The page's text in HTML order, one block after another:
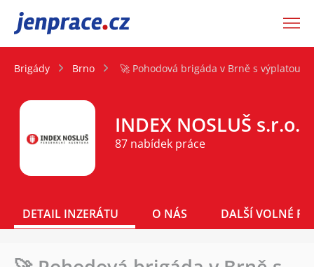
JenPráce.cz
Brigády Brno 🚀 Pohodová brigáda v Brně s výplatou
INDEX NOSLUŠ s.r.o.
87 nabídek práce
DETAIL INZERÁTU O NÁS DALŠÍ VOLNÉ